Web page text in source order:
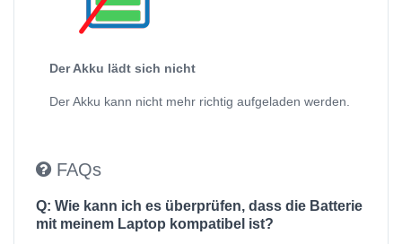
Der Akku lädt sich nicht
Der Akku kann nicht mehr richtig aufgeladen werden.
FAQs
Q: Wie kann ich es überprüfen, dass die Batterie
mit meinem Laptop kompatibel ist?